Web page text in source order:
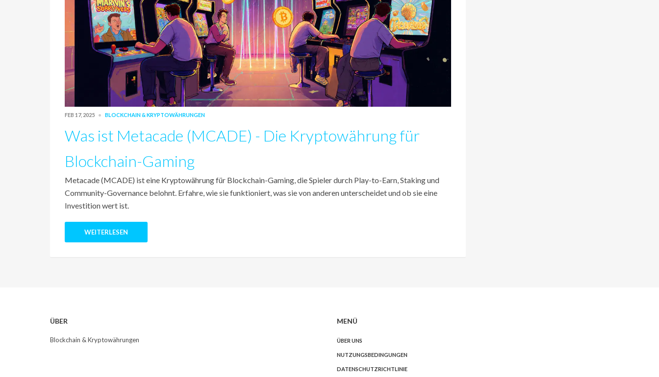
FEB 17, 2025 BLOCKCHAIN & KRYPTOWÄHRUNGEN
Was ist Metacade (MCADE) - Die Kryptowährung für
Blockchain-Gaming
Metacade (MCADE) ist eine Kryptowährung für Blockchain-Gaming, die Spieler durch Play-to-Earn, Staking und
Community-Governance belohnt. Erfahre, wie sie funktioniert, was sie von anderen unterscheidet und ob sie eine
Investition wert ist.
WEITERLESEN
ÜBER
Blockchain & Kryptowährungen
MENÜ
ÜBER UNS
NUTZUNGSBEDINGUNGEN
DATENSCHUTZRICHTLINIE